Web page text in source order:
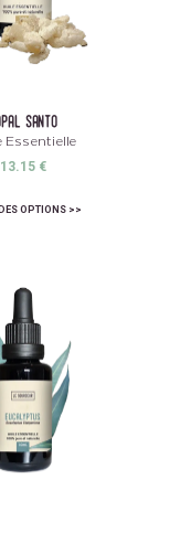
santo
Essentielle
13.15 €
OPTIONS